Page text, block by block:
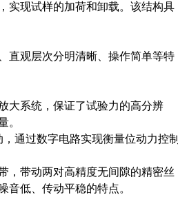
实现试样的加荷和卸载。该结构具
直观层次分明清晰、操作简单等特
大系统，保证了试验力的高分辨
。
通过数字电路实现衡量位动力控制
，带动两对高精度无间隙的精密丝
低、传动平稳的特点。